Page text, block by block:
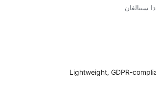
Lightweight, GDPR-